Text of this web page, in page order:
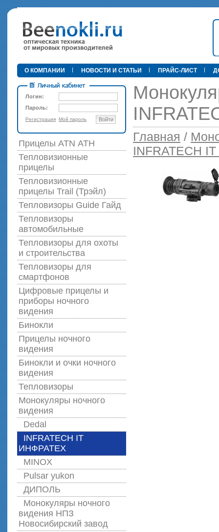
•
О КОМПАНИИ НОВОСТИ И СТАТЬИ ПРАЙС-ЛИСТ
Логин:
Пароль:
Регистрация Мой пароль Войти
Прицелы ATN АТН
Тепловизионные
прицелы
Тепловизионные
прицелы Trail (Трэйл)
Тепловизоры Guide Гайд
Тепловизоры
автомобильные
Тепловизоры для охоты
и строительства
Тепловизоры для
смартфонов
Цифровые прицелы и
приборы ночного
видения
Бинокли
Прицелы ночного
видения
Бинокли и очки ночного
видения
Тепловизоры
Монокуляры ночного
видения
Dedal
INFRATECH IT
ИНФРАТЕХ
MINOX
Pulsar yukon
ДИПОЛЬ
Монокуляры ночного
видения НПЗ
Новосибирский завод
Главная /
INFRATECH